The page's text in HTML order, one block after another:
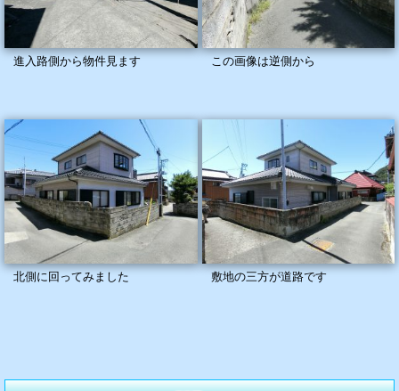
進入路側から物件見ます この画像は逆側から
北側に回ってみました 敷地の三方が道路です